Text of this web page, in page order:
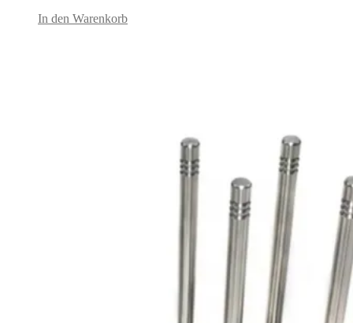
In den Warenkorb